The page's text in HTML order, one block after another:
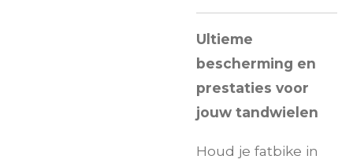
Ultieme
bescherming en
prestaties voor
jouw tandwielen
Houd je fatbike in